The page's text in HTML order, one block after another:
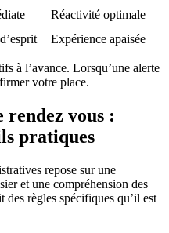
Réactivité optimale
Expérience apaisée
à l’avance. Lorsqu’une alerte
votre place.
vous :
pratiques
repose sur une
et une compréhension des
des règles spécifiques qu’il est